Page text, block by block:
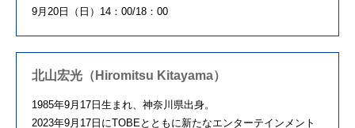
9月20日（日）14：00/18：00
北山宏光（Hiromitsu Kitayama）
1985年9月17日生まれ、神奈川県出身。
2023年9月17日にTOBEとともに新たなエンターテインメ ント